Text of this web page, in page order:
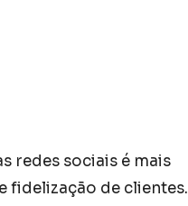
redes sociais é mais
fidelização de clientes.